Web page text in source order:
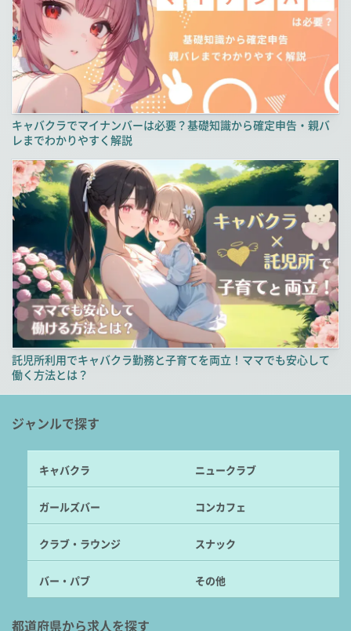
キャバクラでマイナンバーは必要？基礎知識から確定申告・親バ
レまでわかりやすく解説
託児所利用でキャバクラ勤務と子育てを両立！ママでも安心して
働く方法とは？
ジャンルで探す
キャバクラ ニュークラブ
ガールズバー コンカフェ
クラブ・ラウンジ スナック
バー・パブ その他
都道府県から求人を探す